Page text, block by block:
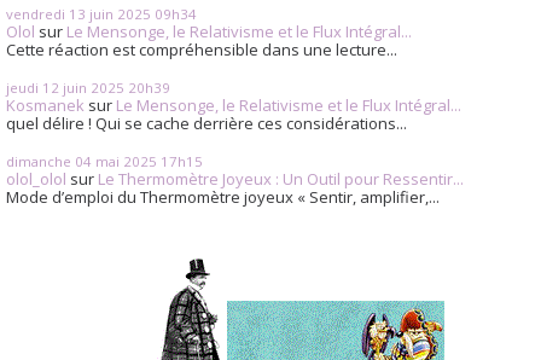
vendredi 13 juin 2025 09h34
Olol sur Le Mensonge, le Relativisme et le Flux Intégral...
Cette réaction est compréhensible dans une lecture...
jeudi 12 juin 2025 20h39
Kosmanek sur Le Mensonge, le Relativisme et le Flux Intégral...
quel délire ! Qui se cache derrière ces considérations...
dimanche 04 mai 2025 17h15
olol_olol sur Le Thermomètre Joyeux : Un Outil pour Ressentir...
Mode d’emploi du Thermomètre joyeux « Sentir, amplifier,...